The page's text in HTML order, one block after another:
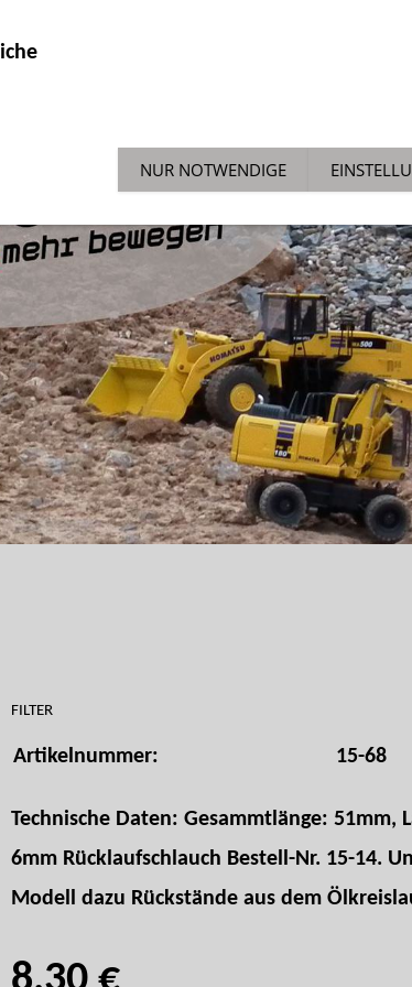
SHOP
FILTER
Artikelnummer: 15-68
Technische Daten: Gesammtlänge: 51mm,
6mm Rücklaufschlauch Bestell-Nr. 15-14.
Modell dazu Rückstände aus dem
NUR NOTWENDIGE